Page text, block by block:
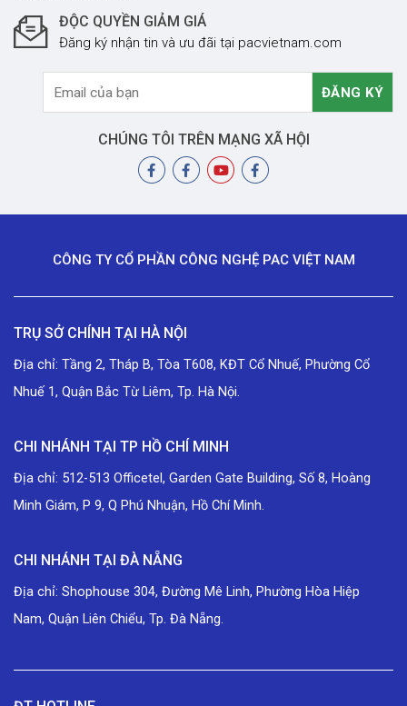
ĐỘC QUYỀN GIẢM GIÁ
Đăng ký nhận tin và ưu đãi tại pacvietnam.com
CHÚNG TÔI TRÊN MẠNG XÃ HỘI
CÔNG TY CỔ PHẦN CÔNG NGHỆ PAC VIỆT NAM
TRỤ SỞ CHÍNH TẠI HÀ NỘI
Địa chỉ: Tầng 2, Tháp B, Tòa T608, KĐT Cổ Nhuế, Phường Cổ
Nhuế 1, Quận Bắc Từ Liêm, Tp. Hà Nội.
CHI NHÁNH TẠI TP HỒ CHÍ MINH
Địa chỉ: 512-513 Officetel, Garden Gate Building, Số 8, Hoàng
Minh Giám, P 9, Q Phú Nhuận, Hồ Chí Minh.
CHI NHÁNH TẠI ĐÀ NẴNG
Địa chỉ: Shophouse 304, Đường Mê Linh, Phường Hòa Hiệp
Nam, Quận Liên Chiểu, Tp. Đà Nẵng.